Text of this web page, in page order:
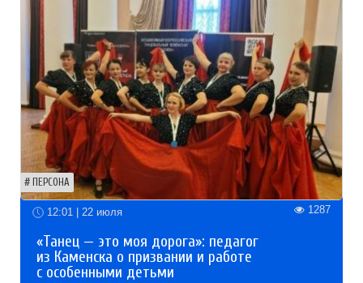
ПЕРСОНА
12:01 | 22 июля 1287
«Танец — это моя дорога»: педагог
из Каменска о призвании и работе
с особенными детьми